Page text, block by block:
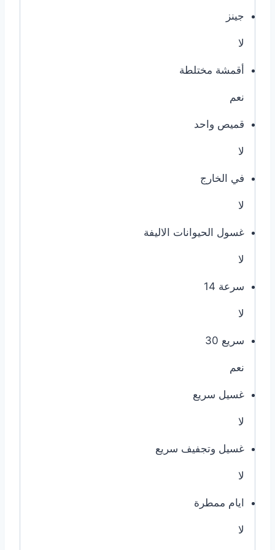
جينز
لا
أقمشة مختلطة
نعم
قميص واحد
لا
في الخارج
لا
غسول الحيوانات الاليفة
لا
سرعة 14
لا
سريع 30
نعم
غسيل سريع
لا
غسيل وتجفيف سريع
لا
ايام ممطرة
لا